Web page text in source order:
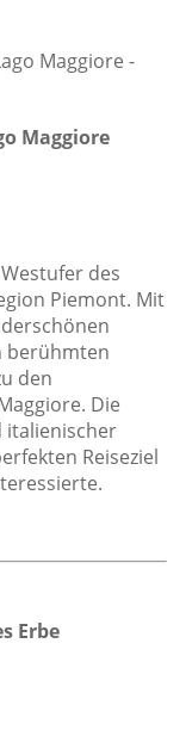
Maggiore -
Maggiore
des
Piemont. Mit
berühmten
den
Die
italienischer
Reiseziel
Erbe